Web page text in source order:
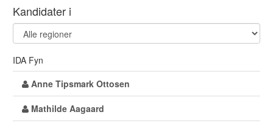
Kandidater i
IDA Fyn
Anne Tipsmark Ottosen
Mathilde Aagaard